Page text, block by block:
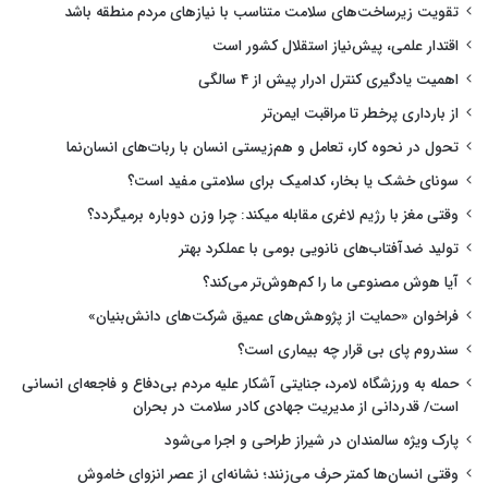
تقویت زیرساخت‌های سلامت متناسب با نیازهای مردم منطقه باشد
اقتدار علمی، پیش‌نیاز استقلال کشور است
اهمیت یادگیری کنترل ادرار پیش از ۴ سالگی
از بارداری پرخطر تا مراقبت ایمن‌تر
تحول در نحوه کار، تعامل و هم‌زیستی انسان با ربات‌های انسان‌نما
سونای خشک یا بخار، کدامیک برای سلامتی مفید است؟
وقتی مغز با رژیم لاغری مقابله میکند: چرا وزن دوباره برمیگردد؟
تولید ضدآفتاب‌های نانویی بومی با عملکرد بهتر
آیا هوش مصنوعی ما را کم‌هوش‌تر می‌کند؟
فراخوان «حمایت از پژوهش‌های عمیق شرکت‌های دانش‌بنیان»
سندروم پای بی قرار چه بیماری است؟
حمله به ورزشگاه لامرد، جنایتی آشکار علیه مردم بی‌دفاع و فاجعه‌ای انسانی
است/ قدردانی از مدیریت جهادی کادر سلامت در بحران
پارک ویژه سالمندان در شیراز طراحی و اجرا می‌شود
وقتی انسان‌ها کمتر حرف می‌زنند؛ نشانه‌ای از عصر انزوای خاموش